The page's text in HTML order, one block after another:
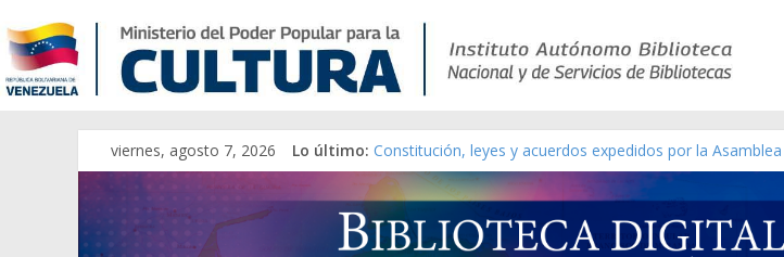
viernes, agosto 7, 2026 Lo último: Constitución, leyes y acuerdos expedidos por la
Una Parálisis [material gráfico]
Modesta Bor Sánchez [material gráfico]
Gaceta Oficial de la República de Venezuela año CXXXIII
Catálogo temático de obras de Modesta Bor